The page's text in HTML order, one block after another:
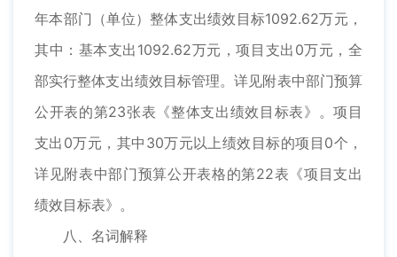
年本部门（单位）整体支出绩效目标1092.62万元，
其中：基本支出1092.62万元，项目支出0万元，全
部实行整体支出绩效目标管理。详见附表中部门预算
公开表的第23张表《整体支出绩效目标表》。项目
支出0万元，其中30万元以上绩效目标的项目0个，
详见附表中部门预算公开表格的第22表《项目支出
绩效目标表》。
八、名词解释